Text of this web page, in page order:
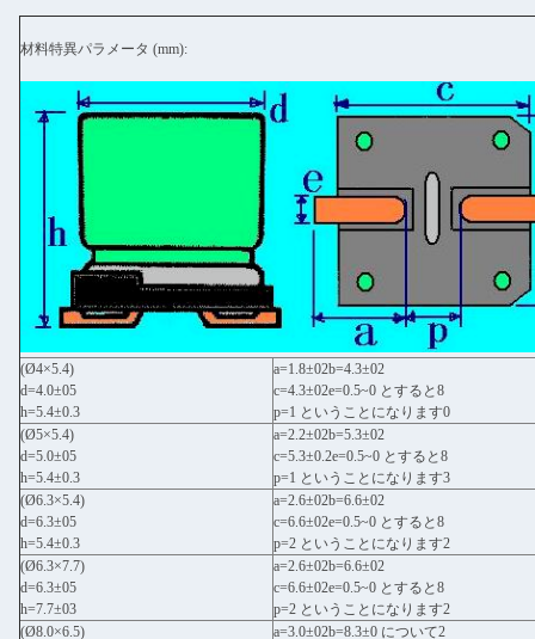
材料特異パラメータ (mm):
(Ø4×5.4)
d=4.0±05
h=5.4±0.3
a=1.8±02b=4.3±02
c=4.3±02e=0.5~0 とすると8
p=1 ということになります0
(Ø5×5.4)
d=5.0±05
h=5.4±0.3
a=2.2±02b=5.3±02
c=5.3±0.2e=0.5~0 とすると8
p=1 ということになります3
(Ø6.3×5.4)
d=6.3±05
h=5.4±0.3
a=2.6±02b=6.6±02
c=6.6±02e=0.5~0 とすると8
p=2 ということになります2
(Ø6.3×7.7)
d=6.3±05
h=7.7±03
a=2.6±02b=6.6±02
c=6.6±02e=0.5~0 とすると8
p=2 ということになります2
(Ø8.0×6.5)
a=3.0±02b=8.3±0 について2